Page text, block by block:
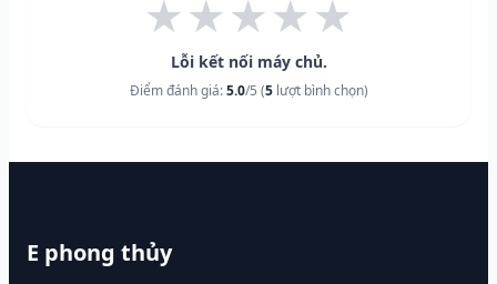
★★★★★
Lỗi kết nối máy chủ.
Điểm đánh giá:5.0/5 (5lượt bình chọn)
E phong thủy